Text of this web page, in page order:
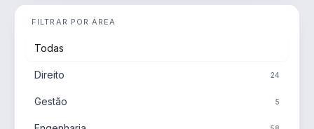
FILTRAR POR ÁREA
Todas
Direito 24
Gestão 5